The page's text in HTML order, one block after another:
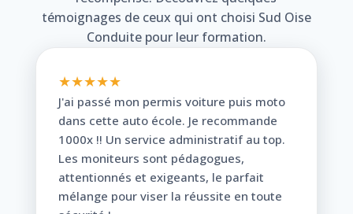
témoignages de ceux qui ont choisi Sud Oise
Conduite pour leur formation.
★★★★★
J'ai passé mon permis voiture puis moto
dans cette auto école. Je recommande
1000x !! Un service administratif au top.
Les moniteurs sont pédagogues,
attentionnés et exigeants, le parfait
mélange pour viser la réussite en toute